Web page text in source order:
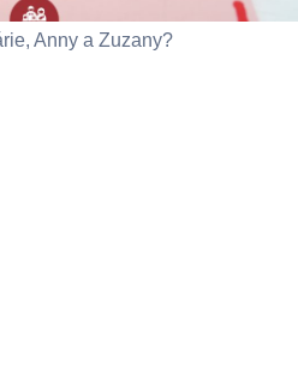
Anny a Zuzany?